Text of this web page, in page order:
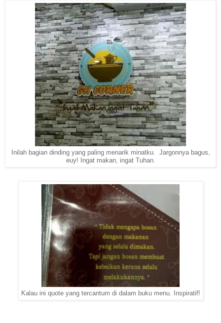
Inilah bagian dinding yang paling menarik minatku. Jargonnya bagus,
euy! Ingat makan, ingat Tuhan.
Kalau ini quote yang tercantum di dalam buku menu. Inspiratif!